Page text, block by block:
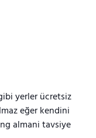
yerler ücretsiz
eğer kendini
almani tavsiye